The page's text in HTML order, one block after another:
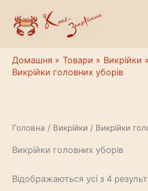
вмісту
Домашня Товари
Викрійки
Викрійки головних уборів
Головна / Викрійки / Викрійки
Викрійки головних уборів
Відображаються усі з 4